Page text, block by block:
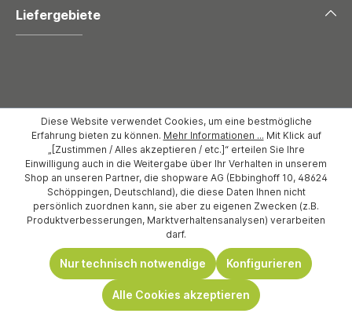
Liefergebiete
Copyright 2026 Möbel Berning |Impressum|Datenschutz|
AGB's und Widerrufsbelehrung
Diese Website verwendet Cookies, um eine bestmögliche
Erfahrung bieten zu können. Mehr Informationen ... Mit Klick auf
„[Zustimmen / Alles akzeptieren / etc.]“ erteilen Sie Ihre
Einwilligung auch in die Weitergabe über Ihr Verhalten in unserem
Shop an unseren Partner, die shopware AG (Ebbinghoff 10, 48624
Schöppingen, Deutschland), die diese Daten Ihnen nicht
persönlich zuordnen kann, sie aber zu eigenen Zwecken (z.B.
Produktverbesserungen, Marktverhaltensanalysen) verarbeiten
darf.
Nur technisch notwendige Konfigurieren
Alle Cookies akzeptieren